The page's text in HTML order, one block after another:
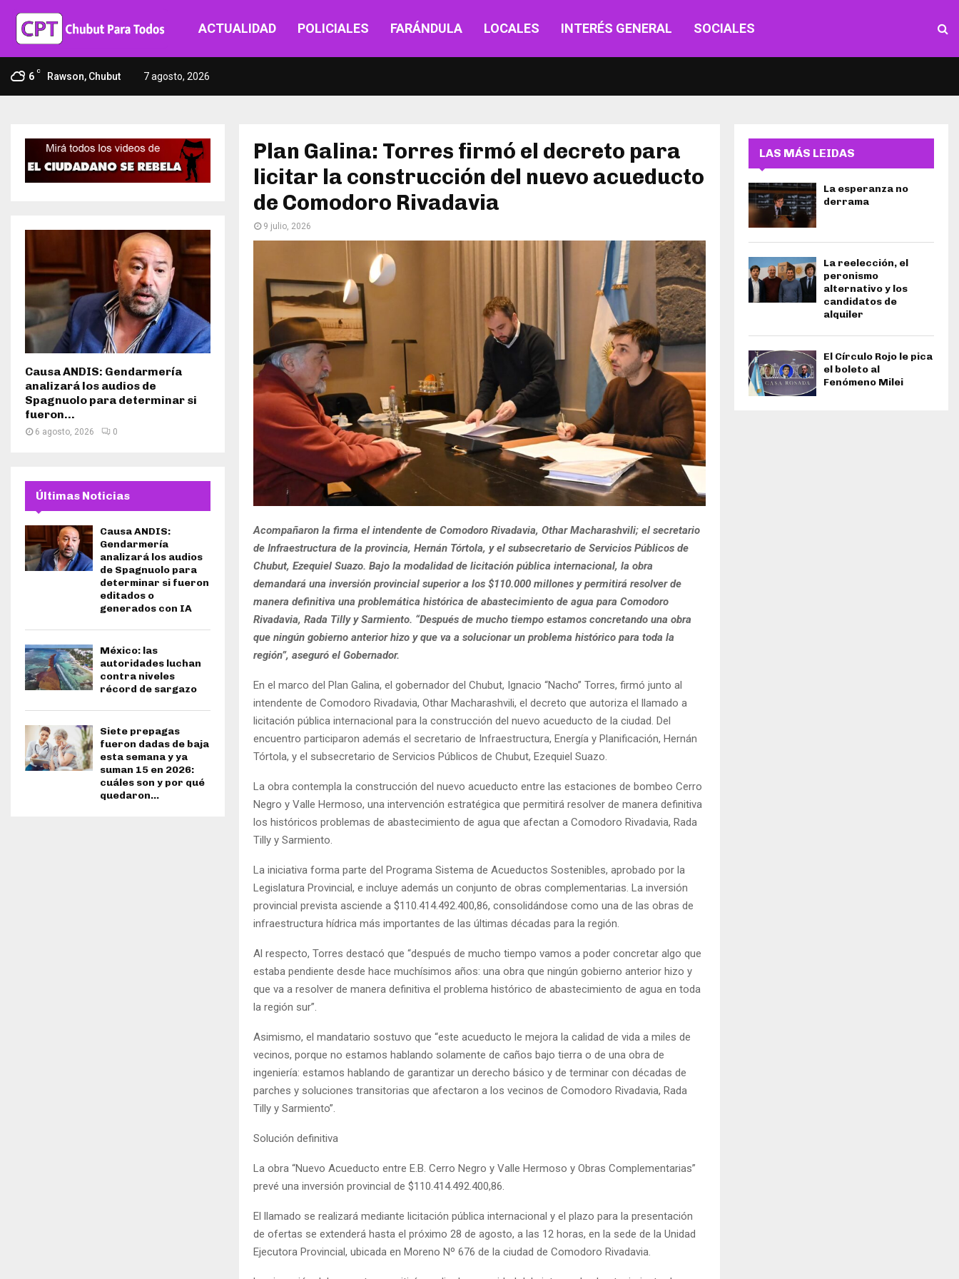
ACTUALIDAD POLICIALES FARÁNDULA LOCALES INTERÉS GENERAL SOCIALES
6 C Rawson, Chubut 7 agosto, 2026
Plan Galina: Torres firmó el decreto para
licitar la construcción del nuevo acueducto
de Comodoro Rivadavia
9 julio, 2026
Acompañaron la firma el intendente de Comodoro Rivadavia, Othar Macharashvili; el secretario
de Infraestructura de la provincia, Hernán Tórtola, y el subsecretario de Servicios Públicos de
Chubut, Ezequiel Suazo. Bajo la modalidad de licitación pública internacional, la obra
demandará una inversión provincial superior a los $110.000 millones y permitirá resolver de
manera definitiva una problemática histórica de abastecimiento de agua para Comodoro
Rivadavia, Rada Tilly y Sarmiento. “Después de mucho tiempo estamos concretando una obra
que ningún gobierno anterior hizo y que va a solucionar un problema histórico para toda la
región”, aseguró el Gobernador.
En el marco del Plan Galina, el gobernador del Chubut, Ignacio “Nacho” Torres, firmó junto al
intendente de Comodoro Rivadavia, Othar Macharashvili, el decreto que autoriza el llamado a
licitación pública internacional para la construcción del nuevo acueducto de la ciudad. Del
encuentro participaron además el secretario de Infraestructura, Energía y Planificación, Hernán
Tórtola, y el subsecretario de Servicios Públicos de Chubut, Ezequiel Suazo.
La obra contempla la construcción del nuevo acueducto entre las estaciones de bombeo Cerro
Negro y Valle Hermoso, una intervención estratégica que permitirá resolver de manera definitiva
los históricos problemas de abastecimiento de agua que afectan a Comodoro Rivadavia, Rada
Tilly y Sarmiento.
La iniciativa forma parte del Programa Sistema de Acueductos Sostenibles, aprobado por la
Legislatura Provincial, e incluye además un conjunto de obras complementarias. La inversión
provincial prevista asciende a $110.414.492.400,86, consolidándose como una de las obras de
infraestructura hídrica más importantes de las últimas décadas para la región.
Al respecto, Torres destacó que “después de mucho tiempo vamos a poder concretar algo que
estaba pendiente desde hace muchísimos años: una obra que ningún gobierno anterior hizo y
que va a resolver de manera definitiva el problema histórico de abastecimiento de agua en toda
la región sur”.
Asimismo, el mandatario sostuvo que “este acueducto le mejora la calidad de vida a miles de
vecinos, porque no estamos hablando solamente de caños bajo tierra o de una obra de
ingeniería: estamos hablando de garantizar un derecho básico y de terminar con décadas de
parches y soluciones transitorias que afectaron a los vecinos de Comodoro Rivadavia, Rada
Tilly y Sarmiento”.
Solución definitiva
La obra “Nuevo Acueducto entre E.B. Cerro Negro y Valle Hermoso y Obras Complementarias”
prevé una inversión provincial de $110.414.492.400,86.
El llamado se realizará mediante licitación pública internacional y el plazo para la presentación
de ofertas se extenderá hasta el próximo 28 de agosto, a las 12 horas, en la sede de la Unidad
Ejecutora Provincial, ubicada en Moreno Nº 676 de la ciudad de Comodoro Rivadavia.
Causa ANDIS: Gendarmería
analizará los audios de
Spagnuolo para determinar si
fueron...
6 agosto, 2026 0
Últimas Noticias
Causa ANDIS:
Gendarmería
analizará los audios
de Spagnuolo para
determinar si fueron
editados o
generados con IA
México: las
autoridades luchan
contra niveles
récord de sargazo
Siete prepagas
fueron dadas de baja
esta semana y ya
suman 15 en 2026:
cuáles son y por qué
quedaron...
LAS MÁS LEIDAS
La esperanza no
derrama
La reelección, el
peronismo
alternativo y los
candidatos de
alquiler
El Círculo Rojo le pica
el boleto al
Fenómeno Milei